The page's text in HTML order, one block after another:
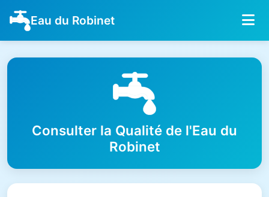
Eau du Robinet
Consulter la Qualité de l'Eau du
Robinet